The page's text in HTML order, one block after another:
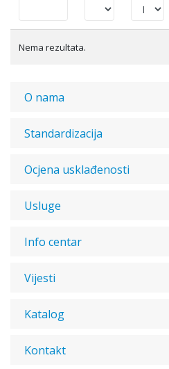
Nema rezultata.
O nama
Standardizacija
Ocjena usklađenosti
Usluge
Info centar
Vijesti
Katalog
Kontakt